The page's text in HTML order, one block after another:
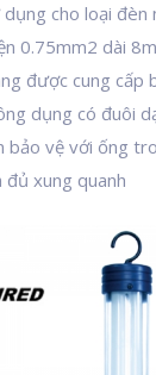
cho loại đèn
0.75mm2 dài 8m
được cung cấp
dụng có đuôi
bảo vệ với ống
đủ xung quanh